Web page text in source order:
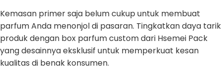
Kemasan primer saja belum cukup untuk membuat
parfum Anda menonjol di pasaran. Tingkatkan daya tarik
produk dengan box parfum custom dari Hsemei Pack
yang desainnya eksklusif untuk memperkuat kesan
kualitas di benak konsumen.